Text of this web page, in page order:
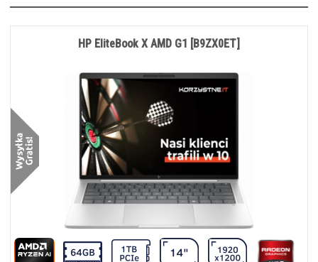
HP EliteBook X AMD G1 [B9ZX0ET]